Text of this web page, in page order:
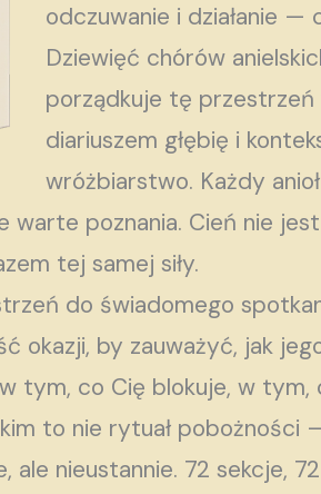
odczuwanie i działanie —
Dziewięć chórów
porządkuje tę przestrzeń
diariuszem głębię i
wróżbiarstwo. Każdy
poznania. Cień nie
tej samej siły.
do świadomego
okazji, by zauważyć, jak
tym, co Cię blokuje, w tym,
to nie rytuał
ale nieustannie. 72 sekcje,